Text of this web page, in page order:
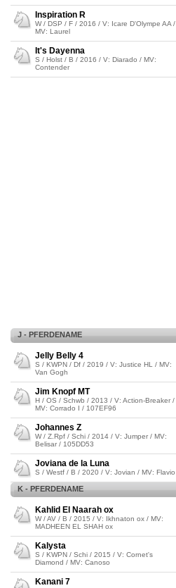
Inspiration R
W / DSP / F / 2016 / V: Icare D'Olympe AA /
MV: Laurel
It's Dayenna
S / Holst / B / 2016 / V: Diarado / MV:
Contender
J - PFERDENAME
Jelly Belly 4
S / KWPN / Df / 2019 / V: Justice HL / MV:
Van Gogh
Jim Knopf MT
H / OS / Schwb / 2013 / V: Action-Breaker /
MV: Corrado I / 107EF96
Johannes Z
W / Z.Rpf / Schi / 2014 / V: Jumper / MV:
Belisar / 105DD53
Joviana de la Luna
S / Westf / B / 2020 / V: Jovian / MV: Flavio
K - PFERDENAME
Kahlid El Naarah ox
W / AV / B / 2015 / V: Ikhnaton ox / MV:
MADHEEN EL SHAH ox
Kalysta
S / KWPN / Schi / 2015 / V: Cornet's
Diamond / MV: Canoso
Kanani 7